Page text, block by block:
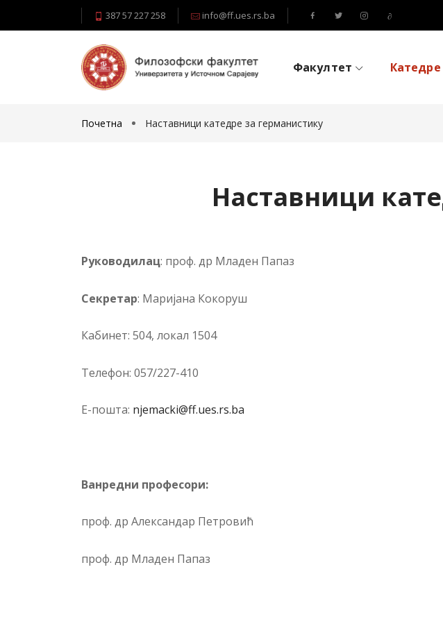
387 57 227 258 info@ff.ues.rs.ba
Факултет Катедре
Почетна Наставници катедре за германистику
Наставници
Ру­ко­во­ди­лац: проф. др Младен Папаз
Се­кре­тар: Маријана Кокоруш
Ка­би­нет: 504, ло­ка­л 1504
Те­ле­фон: 057/227-410
Е-по­шта: njemacki@ff.ues.rs.ba
Ванредни професори:
проф. др Александар Петровић
проф. др Младен Папаз